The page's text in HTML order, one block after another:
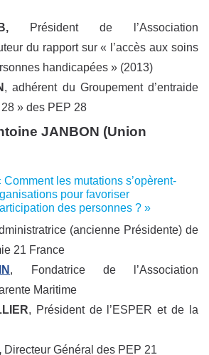
Président de l’Association
du rapport sur « l’accès aux soins
handicapées » (2013)
, adhérent du Groupement d’entraide
» des PEP 28
JANBON (Union
Comment les mutations s’opèrent-
pour favoriser
des personnes ? »
(ancienne Présidente) de
21 France
, Fondatrice de l’Association
Maritime
, Président de l’ESPER et de la
Directeur Général des PEP 21